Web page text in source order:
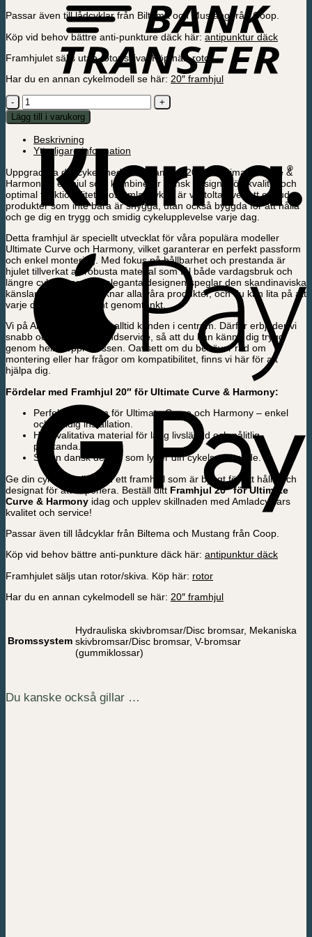
Passar även till lådcyklar från Biltema och Mustang från Coop.
Köp vid behov bättre anti-punkture däck här: antipunktur däck
Framhjulet säljs utan rotor/skiva. Köp här:rotor
Har du en annan cykelmodell se här: 20″ framhjul
Framhjul
20"
för
Curve
&
mängd
Lägg till i varukorg
Beskrivning
Ytterligare information
Uppgradera din cykel med vårt Framhjul 20″ för Ultimate Curve &
Harmony – ett hjul som kombinerar dansk design, hög kvalitet och
optimal funktionalitet. Hos Amladcyklar är vi stolta över att erbjuda
produkter som inte bara är snygga, utan också byggda för att hålla
och ge dig en trygg och smidig cykelupplevelse varje dag.
Detta framhjul är speciellt utvecklat för våra populära modeller
Ultimate Curve och Harmony, vilket garanterar en perfekt passform
och enkel montering. Med fokus på hållbarhet och prestanda är
hjulet tillverkat av robusta material som tål både vardagsbruk och
längre cykelturer. Den eleganta designen speglar den skandinaviska
känslan som kännetecknar alla våra produkter, och du kan lita på att
varje detalj är noggrant genomtänkt.
Vi på Amladcyklar sätter alltid kunden i centrum. Därför erbjuder vi
snabb och personlig kundservice, så att du kan känna dig trygg
genom hela köpprocessen. Oavsett om du behöver råd om
montering eller har frågor om kompatibilitet, finns vi här för att
hjälpa dig.
Fördelar med Framhjul 20″ för Ultimate Curve & Harmony:
Perfekt passform för Ultimate Curve och Harmony – enkel
och smidig installation.
Högkvalitativa material för lång livslängd och pålitlig
prestanda.
Stilren dansk design som lyfter din cykels utseende.
Ge din cykel nytt liv med ett framhjul som är byggt för att hålla och
designat för att imponera. Beställ ditt Framhjul 20″ för Ultimate
Curve & Harmony idag och upplev skillnaden med Amladcyklars
kvalitet och service!
Passar även till lådcyklar från Biltema och Mustang från Coop.
Köp vid behov bättre anti-punkture däck här: antipunktur däck
Framhjulet säljs utan rotor/skiva. Köp här: rotor
Har du en annan cykelmodell se här: 20″ framhjul
Bromssystem
Hydrauliska skivbromsar/Disc bromsar, Mekaniska
skivbromsar/Disc bromsar, V-bromsar
(gummiklossar)
Du kanske också gillar …